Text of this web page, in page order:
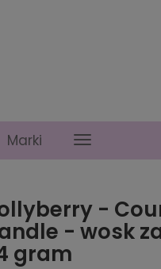
Marki
-
- wosk
gram